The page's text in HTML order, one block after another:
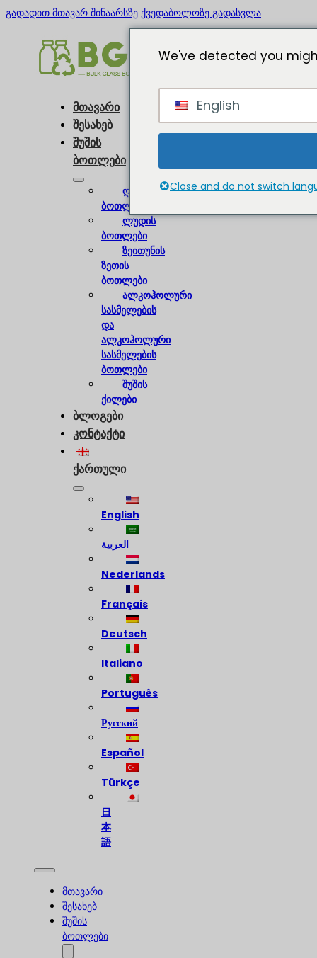
გადადით მთავარ შინაარსზე ქვედაბოლოზე გადასვლა
მთავარი
შესახებ
შუშის
ბოთლები
ღვინის
ბოთლები
ლუდის
ბოთლები
ზეითუნის
ზეთის
ბოთლები
ალკოჰოლური
სასმელების
და
ალკოჰოლური
სასმელების
ბოთლები
შუშის
ქილები
ბლოგები
კონტაქტი
ქართული
English
العربية
Nederlands
Français
Deutsch
Italiano
Português
Русский
Español
Türkçe
日
本
語
მთავარი
შესახებ
შუშის
ბოთლები
We've detected you
English
Close and do not switch